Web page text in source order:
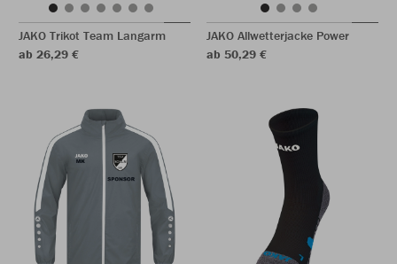
JAKO Trikot Team Langarm
ab 26,29 €
JAKO Allwetterjacke Power
ab 50,29 €